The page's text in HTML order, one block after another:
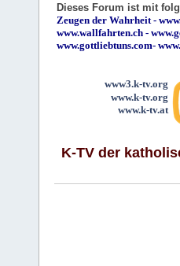
Dieses Forum ist mit
Zeugen der Wahrheit -
www.wallfahrten.ch -
www.gottliebtuns.com-
www3.k-tv.org
www.k-tv.org
www.k-tv.at
K-TV der